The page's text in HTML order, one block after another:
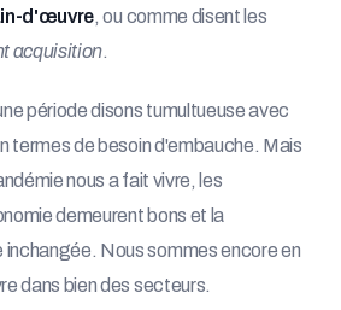
d'œuvre, ou comme disent les
acquisition.
période disons tumultueuse avec
termes de besoin d'embauche. Mais
nous a fait vivre, les
demeurent bons et la
Nous sommes encore en
dans bien des secteurs.